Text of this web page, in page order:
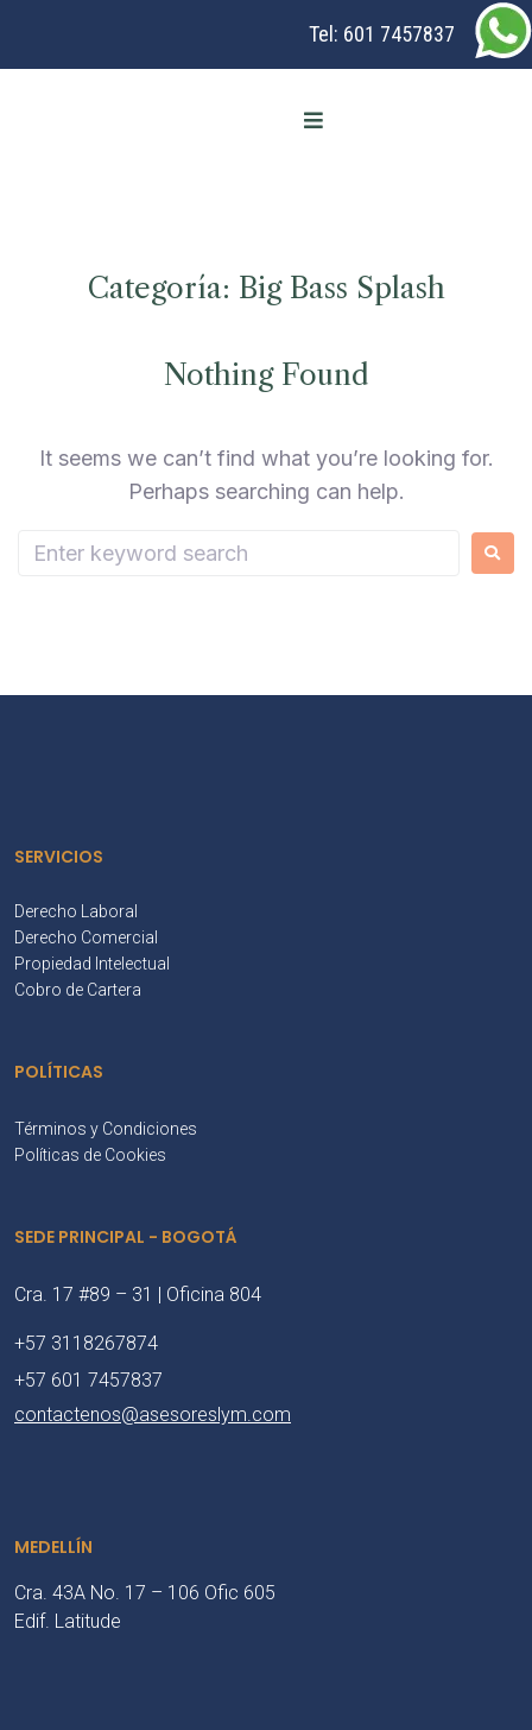
Tel: 601 7457837
Categoría: Big Bass Splash
Nothing Found
It seems we can’t find what you’re looking for.
Perhaps searching can help.
SERVICIOS
Derecho Laboral
Derecho Comercial
Propiedad Intelectual
Cobro de Cartera
POLÍTICAS
Términos y Condiciones
Políticas de Cookies
SEDE PRINCIPAL - BOGOTÁ
Cra. 17 #89 – 31 | Oficina 804
+57 3118267874
+57 601 7457837
contactenos@asesoreslym.com
MEDELLÍN
Cra. 43A No. 17 – 106 Ofic 605
Edif. Latitude